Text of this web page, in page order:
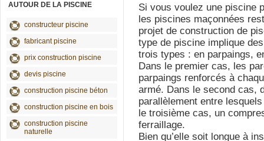
AUTOUR DE LA PISCINE
constructeur piscine
fabricant piscine
prix construction piscine
devis piscine
construction piscine béton
construction piscine en bois
construction piscine
naturelle
Si vous voulez une piscine
les piscines maçonnées
projet de construction de
type de piscine implique
trois types : en parpaings,
Dans le premier cas, les
parpaings renforcés à
armé. Dans le second cas,
parallèlement entre
le troisième cas, un
ferraillage.
Bien qu’elle soit longue à